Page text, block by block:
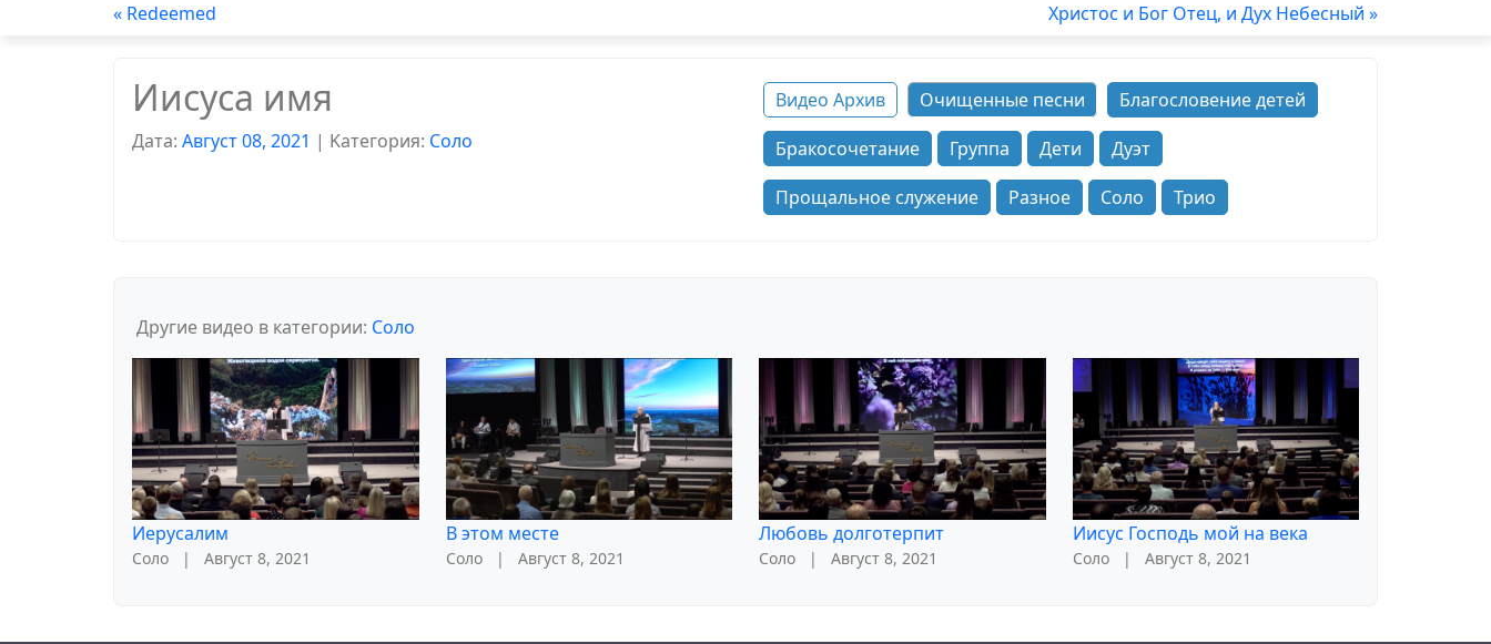
« Redeemed Христос и Бог Отец, и Дух Небесный »
Иисуса имя
Дата: Август 08, 2021 | Kатегория: Соло
Видео Архив Очищенные песни
Благословение детей
Бракосочетание
Группа Дети
Дуэт
Прощальное служение
Разное Соло Трио
Другие видео в категории: Соло
Иерусалим
Соло | Август 8, 2021
В этом месте
Соло| Август 8, 2021
Любовь долготерпит
Соло | Август 8, 2021
Иисус Господь мой на века
Соло| Август 8, 2021